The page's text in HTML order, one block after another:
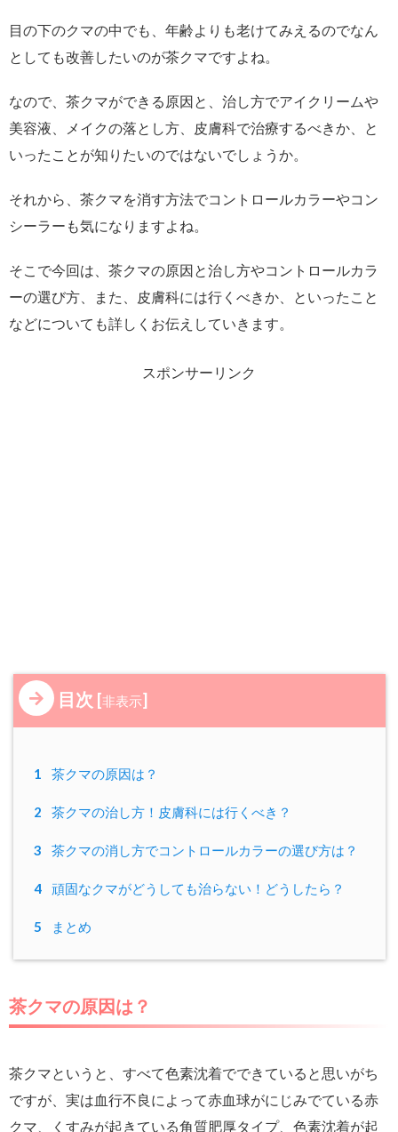
目の下のクマの中でも、年齢よりも老けてみえるのでなん
としても改善したいのが茶クマですよね。
なので、茶クマができる原因と、治し方でアイクリームや
美容液、メイクの落とし方、皮膚科で治療するべきか、と
いったことが知りたいのではないでしょうか。
それから、茶クマを消す方法でコントロールカラーやコン
シーラーも気になりますよね。
そこで今回は、茶クマの原因と治し方やコントロールカラ
ーの選び方、また、皮膚科には行くべきか、といったこと
などについても詳しくお伝えしていきます。
スポンサーリンク
目次 [非表示]
1 茶クマの原因は？
2 茶クマの治し方！皮膚科には行くべき？
3 茶クマの消し方でコントロールカラーの選び方は？
4 頑固なクマがどうしても治らない！どうしたら？
5 まとめ
茶クマの原因は？
茶クマというと、すべて色素沈着でできていると思いがち
ですが、実は血行不良によって赤血球がにじみでている赤
クマ、くすみが起きている角質肥厚タイプ、色素沈着が起